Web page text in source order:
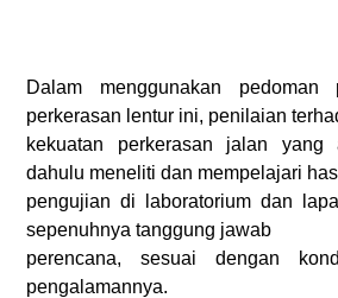
Dalam menggunakan pedoman
perkerasan lentur ini, penilaian
kekuatan perkerasan jalan yang
dahulu meneliti dan mempelajari
pengujian di laboratorium dan
sepenuhnya tanggung jawab
perencana, sesuai dengan
pengalamannya.